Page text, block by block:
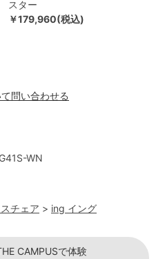
WN
チェア > ing イング
スター
￥179,960(税込)
問い合わせる
CAMPUSで体験